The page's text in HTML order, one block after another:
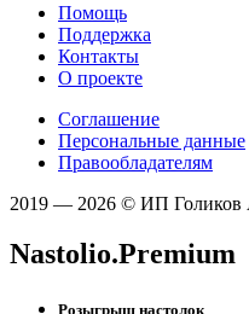
Помощь
Поддержка
Контакты
О проекте
Соглашение
Персональные данные
Правообладателям
2019 — 2026 © ИП
Nastolio.Premium
Розыгрыш настолок